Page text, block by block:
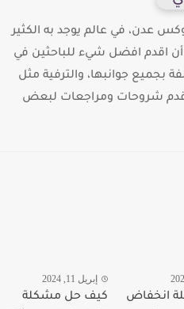
عدن، في عالم يوجد به الكثير
اقدم افضل شيء للباحثين في
بجميع جوانبها، والترفية مثل
شروحات ومراجعات لبعض
إبريل 11, 2024
كيف حل مشكلة